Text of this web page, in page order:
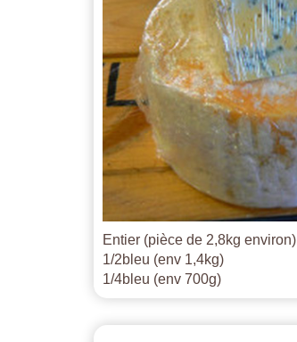
Entier (pièce de 2,8kg environ)
1/2bleu (env 1,4kg)
1/4bleu (env 700g)